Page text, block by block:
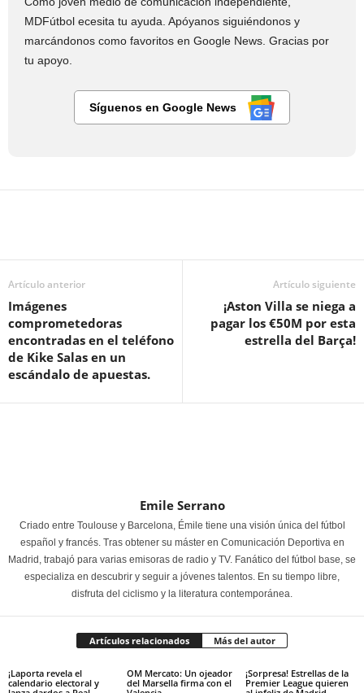
MDFútbol ecesita tu ayuda. Apóyanos siguiéndonos y
marcándonos como favoritos en Google News. Gracias por
tu apoyo.
Síguenos en Google News
Artículo anterior
Imágenes
comprometedoras
encontradas en el teléfono
de Kike Salas en un
escándalo de apuestas.
Artículo siguiente
¡Aston Villa se niega a
pagar los €50M por esta
estrella del Barça!
Emile Serrano
Criado entre Toulouse y Barcelona, Émile tiene una visión única del fútbol
español y francés. Tras obtener su máster en Comunicación Deportiva en
Madrid, trabajó para varias emisoras de radio y TV. Fanático del fútbol base, se
especializa en descubrir y seguir a jóvenes talentos. En su tiempo libre,
disfruta del ciclismo y la literatura contemporánea.
Artículos relacionados Más del autor
¡Laporta revela el
calendario electoral y
OM Mercato: Un ojeador
del Marsella firma con el
¡Sorpresa! Estrellas de la
Premier League quieren